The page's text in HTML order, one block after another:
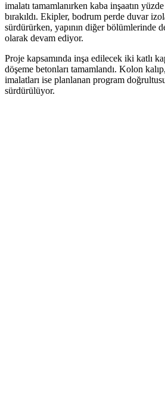
imalatı tamamlanırken kaba inşaatın
bırakıldı. Ekipler, bodrum perde duvar
sürdürürken, yapının diğer bölümlerinde
olarak devam ediyor.
Proje kapsamında inşa edilecek iki katlı
döşeme betonları tamamlandı. Kolon
imalatları ise planlanan program
sürdürülüyor.